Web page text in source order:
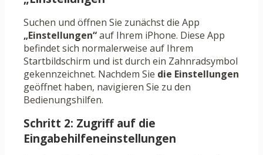
Suchen und öffnen Sie zunächst die App
„Einstellungen“auf Ihrem iPhone. Diese App
befindet sich normalerweise auf Ihrem
Startbildschirm und ist durch ein Zahnradsymbol
gekennzeichnet. Nachdem Sie die Einstellungen
geöffnet haben, navigieren Sie zu den
Bedienungshilfen.
Schritt 2: Zugriff auf die
Eingabehilfeneinstellungen